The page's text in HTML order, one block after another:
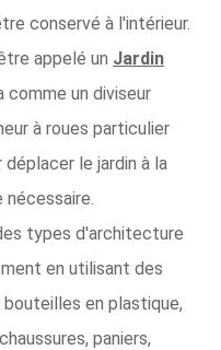
conservé à l'intérieur.
appelé un Jardin
comme un diviseur
à roues particulier
déplacer le jardin à la
nécessaire.
types d'architecture
en utilisant des
en plastique,
paniers,